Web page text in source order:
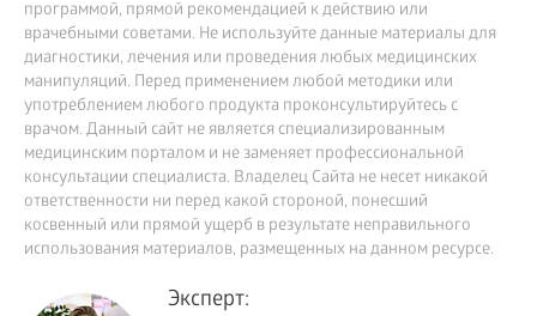
программой, прямой рекомендацией к действию или
врачебными советами. Не используйте данные материалы для
диагностики, лечения или проведения любых медицинских
манипуляций. Перед применением любой методики или
употреблением любого продукта проконсультируйтесь с
врачом. Данный сайт не является специализированным
медицинским порталом и не заменяет профессиональной
консультации специалиста. Владелец Сайта не несет никакой
ответственности ни перед какой стороной, понесший
косвенный или прямой ущерб в результате неправильного
использования материалов, размещенных на данном ресурсе.
Эксперт: